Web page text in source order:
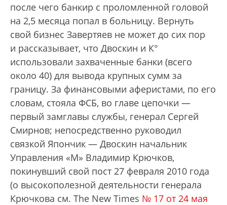
после чего банкир с проломленной головой
на 2,5 месяца попал в больницу. Вернуть
свой бизнес Завертяев не может до сих пор
и рассказывает, что Двоскин и К°
использовали захваченные банки (всего
около 40) для вывода крупных сумм за
границу. За финансовыми аферистами, по его
словам, стояла ФСБ, во главе цепочки —
первый замглавы службы, генерал Сергей
Смирнов; непосредственно руководил
связкой Япончик — Двоскин начальник
Управления «М» Владимир Крючков,
покинувший свой пост 27 февраля 2010 года
(о высокополезной деятельности генерала
Крючкова см. The New Times № 17 от 24 мая